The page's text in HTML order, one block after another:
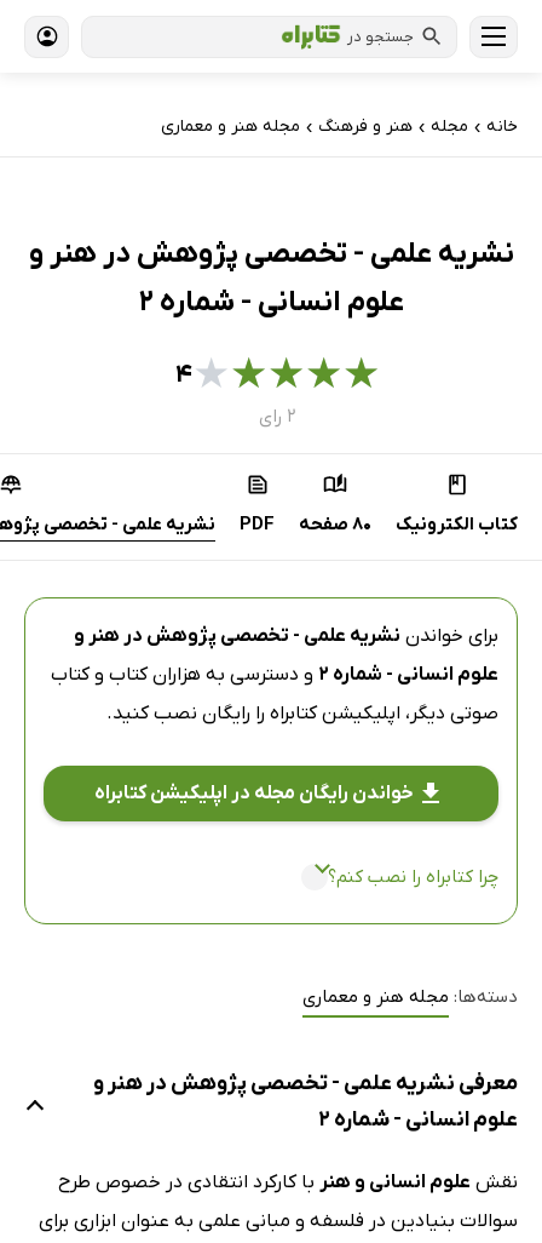
جستجو در
خانه › مجله › هنر و فرهنگ › مجله هنر و معماری
نشریه علمی - تخصصی پژوهش در هنر و
علوم انسانی - شماره 2
★
★
★
★
★۴
۲ رای
کتاب الکترونیک 80 صفحه PDF نشریه علمی - تخصصی
برای خواندن نشریه علمی - تخصصی پژوهش در هنر و
علوم انسانی - شماره 2
و دسترسی به هزاران کتاب و کتاب
صوتی دیگر، اپلیکیشن کتابراه را رایگان نصب کنید.
خواندن رایگان مجله در اپلیکیشن کتابراه
چرا کتابراه را نصب کنم؟
دسته‌ها: مجله هنر و معماری
معرفی نشریه علمی - تخصصی پژوهش در هنر و
علوم انسانی - شماره 2
نقش علوم انسانی و هنر با کارکرد انتقادی در خصوص طرح
سوالات بنیادین در فلسفه و مبانی علمی به عنوان ابزاری برای